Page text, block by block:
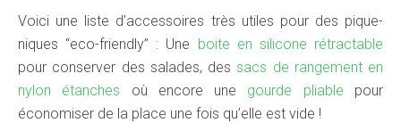
Voici une liste d’accessoires très utiles pour des pique-
niques “eco-friendly” : Une boite en silicone rétractable
pour conserver des salades, des sacs de rangement en
nylon étanches où encore une gourde pliable pour
économiser de la place une fois qu’elle est vide !